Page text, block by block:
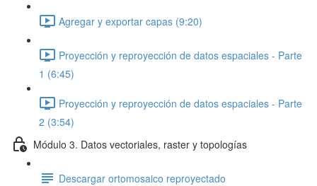
Agregar y exportar capas (9:20)
Proyección y reproyección de datos espaciales - Parte
1 (6:45)
Proyección y reproyección de datos espaciales - Parte
2 (3:54)
Módulo 3. Datos vectoriales, raster y topologías
Descargar ortomosaico reproyectado